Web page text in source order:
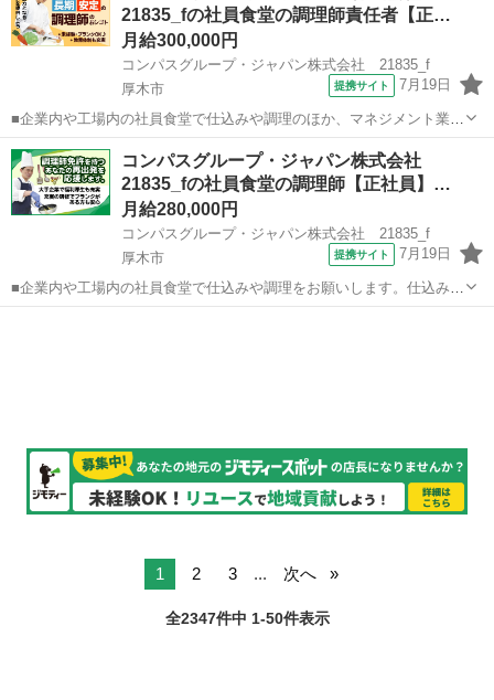
ょう！」といったお声がけをしながら、...
21835_fの社員食堂の調理師責任者【正…
月給300,000円
コンパスグループ・ジャパン株式会社 21835_f
厚木市
提携サイト 7月19日
■企業内や工場内の社員食堂で仕込みや調理のほか、マネジメント業務
をお願いします。マネジメントはクライアント対応、売り上げ・予算
管理、シフト作成、発注などをお任せ！アルバイトやパートの面接対
応、新人スタッフの教育・指導などもお...
神奈川 厚木市 調理師
コンパスグループ・ジャパン株式会社
21835_fの社員食堂の調理師【正社員】…
月給280,000円
コンパスグループ・ジャパン株式会社 21835_f
厚木市
提携サイト 7月19日
■企業内や工場内の社員食堂で仕込みや調理をお願いします。仕込み
は、生野菜の消毒や食材のカットが中心。調理はスチームコンベクシ
1 2 3 ... 次へ
全2347件中 1-50件表示